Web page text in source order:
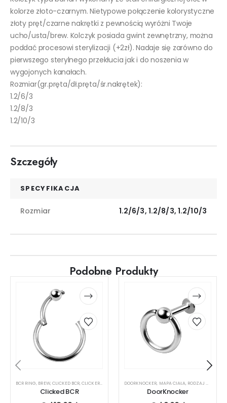
kolorze złoto-czarnym. Nietypowe połączenie kolorystyczne
złoty pręt/czarne nakrętki z pewnością wyróżni Twoje
ucho/usta/brew. Kolczyk posiada gwint zewnętrzny, można
poddać procesowi sterylizacji (+2zł). Nadaje się zarówno do
pierwszego sterylnego przekłucia jak i do noszenia w
wygojonych kanałach.
Rozmiar(gr.pręta/dł.pręta/śr.nakrętek):
1.2/6/3
1.2/8/3
1.2/10/3
Szczegóły
SPECYFIKACJA
Rozmiar 1.2/6/3, 1.2/8/3, 1.2/10/3
Podobne Produkty
BCR RING, BREW, CLICKED BCR,CLICKER,MAPA CIAŁA,NOS,RODZAJ KOLCZYKA,UCHO,USTA
Clicked BCR
DOORKNOCKER, MAPA CIAŁA, RODZAJ KOLCZYKA
DoorKnocker